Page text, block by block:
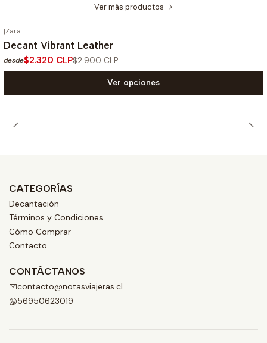
Ver más productos
|Zara
Decant Vibrant Leather
desde$2.320 CLP$2.900 CLP
Ver opciones
CATEGORÍAS
Decantación
Términos y Condiciones
Cómo Comprar
Contacto
CONTÁCTANOS
contacto@notasviajeras.cl
56950623019